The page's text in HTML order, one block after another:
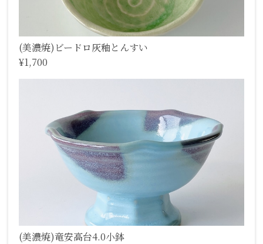
(美濃焼)ビードロ灰釉とんすい
¥1,700
(美濃焼)竜安高台4.0小鉢